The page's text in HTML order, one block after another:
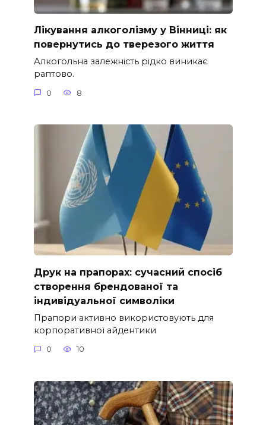
Лікування алкоголізму у Вінниці: як
повернутись до тверезого життя
Алкогольна залежність рідко виникає
раптово.
0 8
Друк на прапорах: сучасний спосіб
створення брендованої та
індивідуальної символіки
Прапори активно використовують для
корпоративної айдентики
0 10